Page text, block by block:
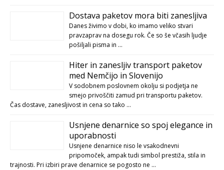
Dostava paketov mora biti zanesljiva
Danes živimo v dobi, ko imamo veliko stvari
pravzaprav na dosegu rok. Če so še včasih ljudje
pošiljali pisma in …
Hiter in zanesljiv transport paketov
med Nemčijo in Slovenijo
V sodobnem poslovnem okolju si podjetja ne
smejo privoščiti zamud pri transportu paketov.
Čas dostave, zanesljivost in cena so tako …
Usnjene denarnice so spoj elegance in
uporabnosti
Usnjene denarnice niso le vsakodnevni
pripomoček, ampak tudi simbol prestiža, stila in
trajnosti. Pri izbiri prave denarnice se pogosto ne …